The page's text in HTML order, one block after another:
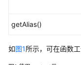
getAlias()
如图1所示，可在函数